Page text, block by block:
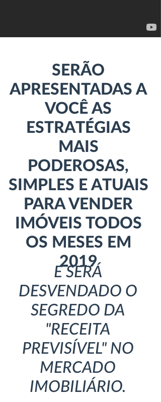
SERÃO
APRESENTADAS A
VOCÊ AS
ESTRATÉGIAS
MAIS
PODEROSAS,
SIMPLES E ATUAIS
PARA VENDER
IMÓVEIS TODOS
OS MESES EM
2019
E SERÁ
DESVENDADO O
SEGREDO DA
"RECEITA
PREVISÍVEL" NO
MERCADO
IMOBILIÁRIO.